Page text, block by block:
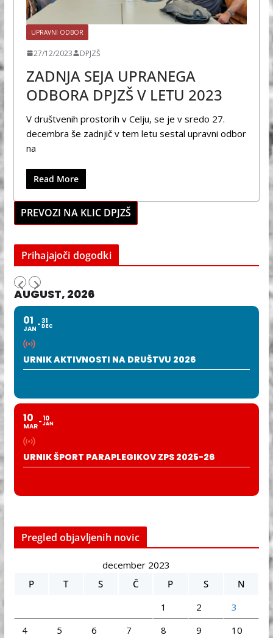
UPRAVNI ODBOR
27/12/2023 DPJZŠ
ZADNJA SEJA UPRANEGA
ODBORA DPJZŠ V LETU 2023
V društvenih prostorih v Celju, se je v sredo 27.
decembra še zadnjič v tem letu sestal upravni odbor
na
Read More
PREVOZI NA KLIC DPJZŠ
Prihajajoči dogodki
AUGUST, 2026
01
JAN
31
DEC
URNIK AKTIVNOSTI NA DRUŠTVU 2026
10
MAR
10
JAN
URNIK ŠPORT PARAPLEGIKOV ZPS 2025-26
Pregled objavljenih novic
december 2023
P
T S Č P S
N
1
2
3
4
5 6 7 8 9
10